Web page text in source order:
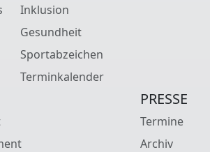
Inklusion
Gesundheit
Sportabzeichen
Terminkalender
PRESSE
Termine
Archiv